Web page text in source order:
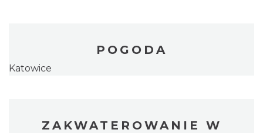
POGODA
Katowice
ZAKWATEROWANIE W